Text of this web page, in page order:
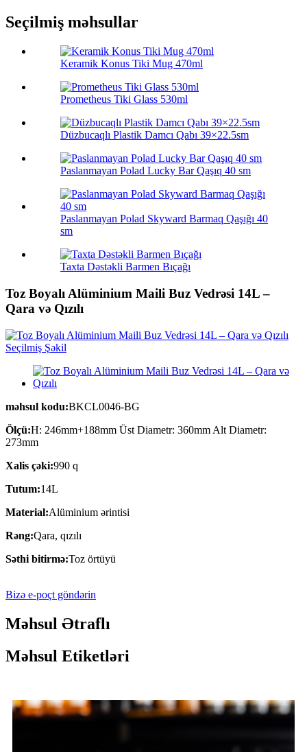
Seçilmiş məhsullar
Keramik Konus Tiki Mug 470ml
Prometheus Tiki Glass 530ml
Düzbucaqlı Plastik Damcı Qabı 39×22.5sm
Paslanmayan Polad Lucky Bar Qaşıq 40 sm
Paslanmayan Polad Skyward Barmaq Qaşığı 40
sm
Taxta Dəstəkli Barmen Bıçağı
Toz Boyalı Alüminium Maili Buz Vedrəsi 14L –
Qara və Qızılı
məhsul kodu:BKCL0046-BG
Ölçü:H: 246mm+188mm Üst Diametr: 360mm Alt Diametr:
273mm
Xalis çəki:990 q
Tutum:14L
Material:Alüminium ərintisi
Rəng:Qara, qızılı
Səthi bitirmə:Toz örtüyü
Bizə e-poçt göndərin
Məhsul Ətraflı
Məhsul Etiketləri